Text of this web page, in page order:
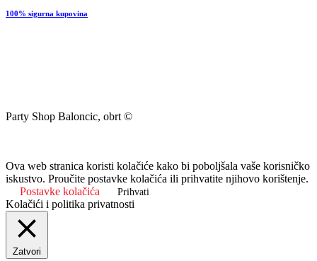
100% sigurna kupovina
Party Shop Baloncic, obrt ©
Ova web stranica koristi kolačiće kako bi poboljšala vaše korisničko
iskustvo. Proučite postavke kolačića ili prihvatite njihovo korištenje.
Postavke kolačića
Prihvati
Kolačići i politika privatnosti
Zatvori